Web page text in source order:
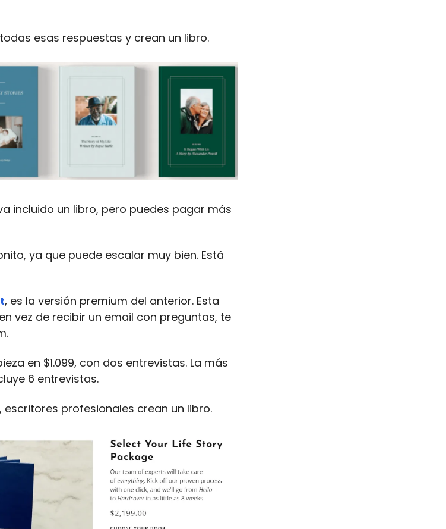
esas respuestas y crean un libro.
incluido un libro, pero puedes pagar más
ya que puede escalar muy bien. Está
, es la versión premium del anterior. Esta
vez de recibir un email con preguntas, te
en $1.099, con dos entrevistas. La más
6 entrevistas.
escritores profesionales crean un libro.